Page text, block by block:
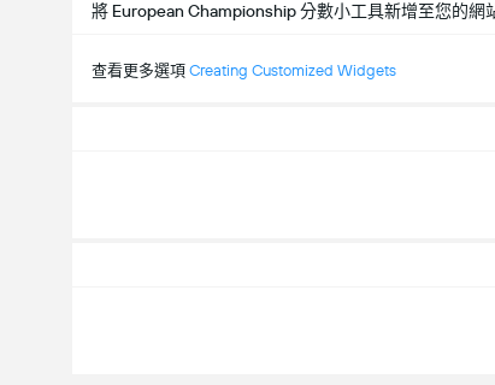
將 European Championship 分數小工具新增至您的網
查看更多選項 Creating Customized Widgets